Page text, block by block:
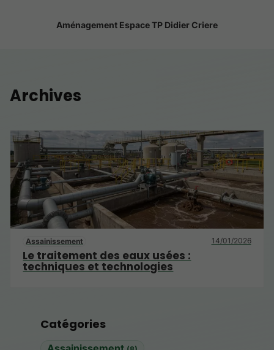
Aménagement Espace TP Didier Criere
Catégories
Archives
Assainissement 14/01/2026
Le traitement des eaux usées :
techniques et technologies